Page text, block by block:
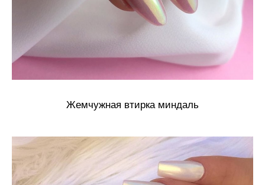
Жемчужная втирка миндаль